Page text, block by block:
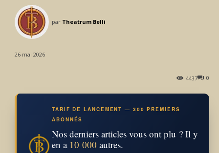
par Theatrum Belli
26 mai 2026
0
4437
TARIF DE LANCEMENT — 300 PREMIERS
ABONNÉS
Nos derniers articles vous ont plu ? Il y
en a 10 000 autres.